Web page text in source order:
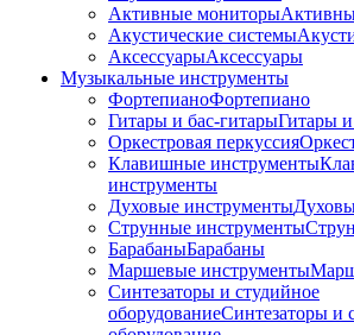
Активные мониторы
Акустические системы
АксессуарыАксессуары
Музыкальные инструменты
ФортепианоФортепиано
Гитары и бас-гитарыГитары
Оркестровая перкуссия
Клавишные инструменты
инструменты
Духовые инструменты
Струнные инструменты
БарабаныБарабаны
Маршевые инструменты
Синтезаторы и студийное
оборудованиеСинтезаторы и